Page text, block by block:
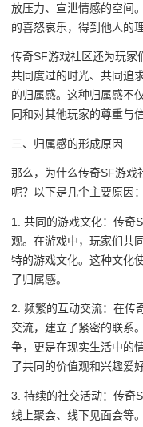
放压力、宣泄情感的空间
的喜怒哀乐，得到他人的
传奇SF游戏社区还为玩家
共同度过的时光、共同追
的归属感。这种归属感不
同和对其他玩家的尊重与信
三、归属感的形成原因
那么，为什么传奇SF游戏
呢？以下是几个主要原因：
1. 共同的游戏文化：传奇
观。在游戏中，玩家们共
特的游戏文化。这种文化
了归属感。
2. 频繁的互动交流：在传
交流，建立了紧密的联系
争，更是在现实生活中的
了共同的价值观和兴趣爱
3. 持续的社交活动：传奇
线上聚会、线下见面会等